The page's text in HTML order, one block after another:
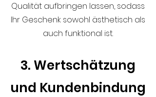
Qualität aufbringen lassen, sodass
Ihr Geschenk sowohl ästhetisch als
auch funktional ist.
3. Wertschätzung
und Kundenbindung